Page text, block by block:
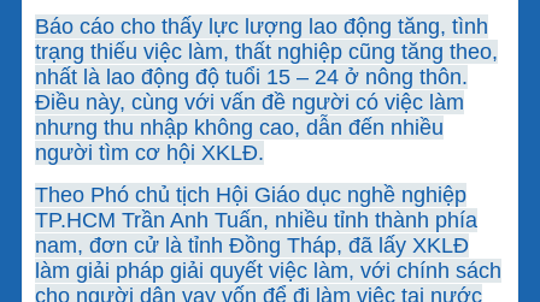
Báo cáo cho thấy lực lượng lao động tăng, tình
trạng thiếu việc làm, thất nghiệp cũng tăng theo,
nhất là lao động độ tuổi 15 – 24 ở nông thôn.
Điều này, cùng với vấn đề người có việc làm
nhưng thu nhập không cao, dẫn đến nhiều
người tìm cơ hội XKLĐ.
Theo Phó chủ tịch Hội Giáo dục nghề nghiệp
TP.HCM Trần Anh Tuấn, nhiều tỉnh thành phía
nam, đơn cử là tỉnh Đồng Tháp, đã lấy XKLĐ
làm giải pháp giải quyết việc làm, với chính sách
cho người dân vay vốn để đi làm việc tại nước